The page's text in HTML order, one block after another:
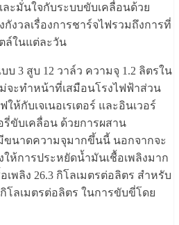
ะมั่นใจกับระบบขับเคลื่อนด้วย
งวลเรื่องการชาร์จไฟรวมถึงการที่
ล์ในแต่ละวัน
3 สูบ 12 วาล์ว ความจุ 1.2 ลิตรใน
จะทำหน้าที่เสมือนโรงไฟฟ้าส่วน
ห้กับเจเนอเรเตอร์ และอินเวอร์
รี่ขับเคลื่อน ด้วยการผสาน
ขนาดความจุมากขึ้นนี้ นอกจากจะ
ห้การประหยัดน้ำมันเชื้อเพลิงมาก
พลิง 26.3 กิโลเมตรต่อลิตร สำหรับ
โลเมตรต่อลิตร ในการขับขี่โดย